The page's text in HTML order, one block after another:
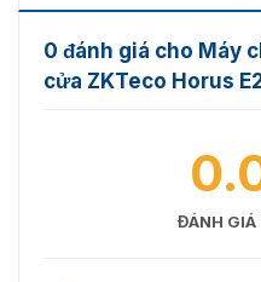
lượng
mẫu
khuôn
20.000 (1:N)
50.000 (1:N)
0 đánh giá cho Máy
cửa ZKTeco Horus
ĐÁNH GIÁ